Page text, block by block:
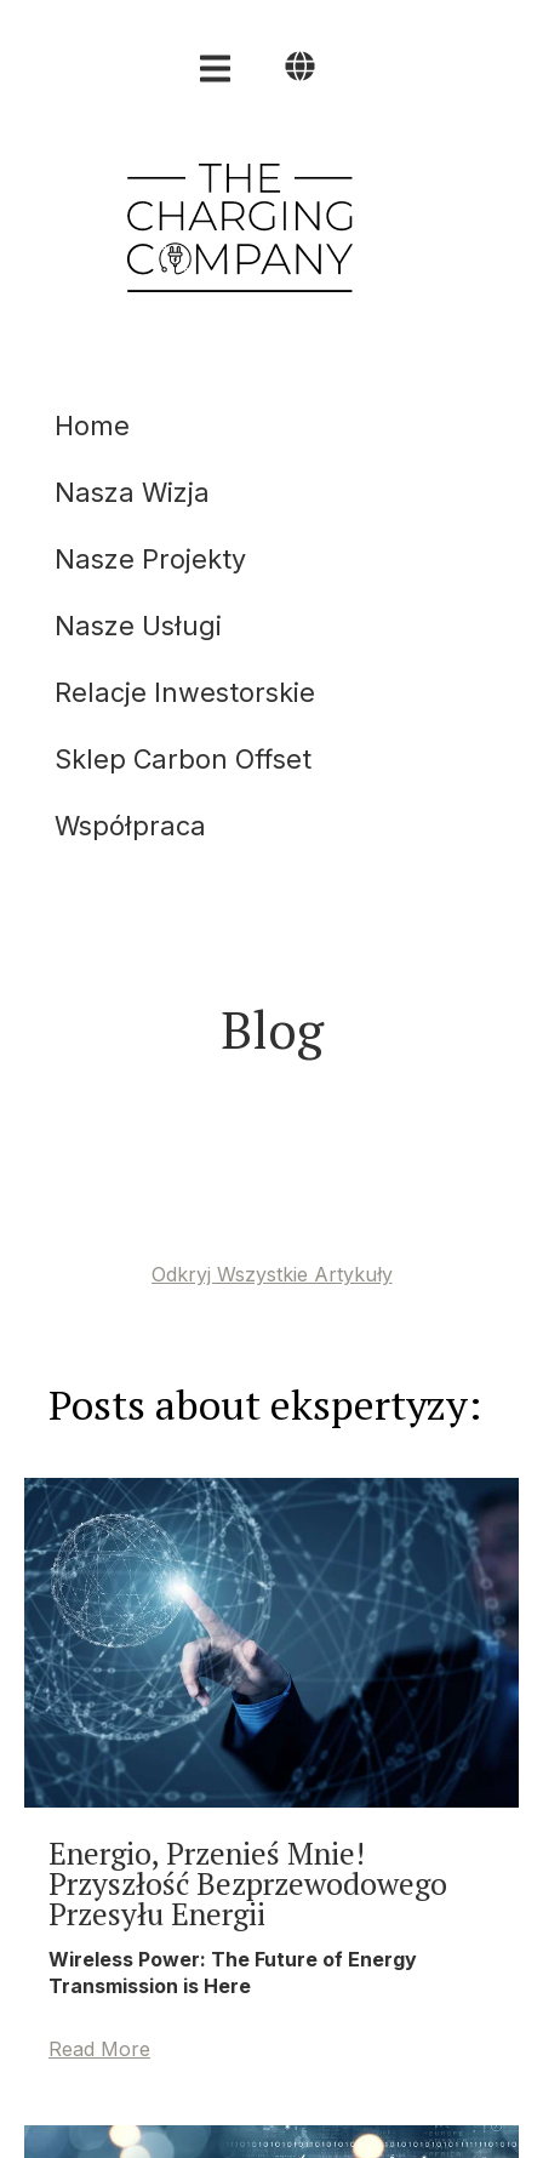
Home
Nasza Wizja
Nasze Projekty
Nasze Usługi
Relacje Inwestorskie
Sklep Carbon Offset
Współpraca
Blog
Odkryj Wszystkie Artykuły
Posts about ekspertyzy:
Energio, Przenieś Mnie!
Przyszłość Bezprzewodowego
Przesyłu Energii
Wireless Power: The Future of Energy
Transmission is Here
Read More